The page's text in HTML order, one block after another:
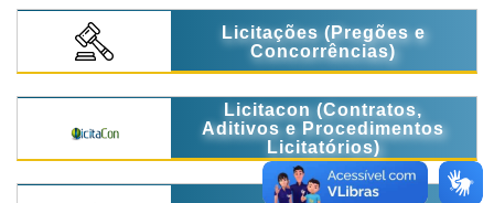
Licitações (Pregões e
Concorrências)
Licitacon (Contratos,
Aditivos e Procedimentos
Licitatórios)